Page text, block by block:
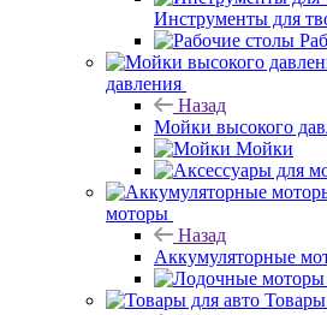
Инструменты для
давления
Назад
Мойки высокого
Мойки
моторы
Назад
Аккумуляторные
Товары